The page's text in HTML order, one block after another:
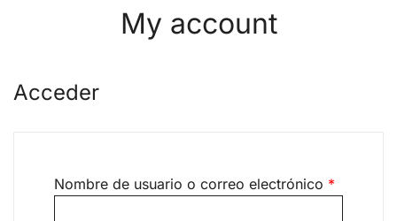
My account
Acceder
Nombre de usuario o correo electrónico *